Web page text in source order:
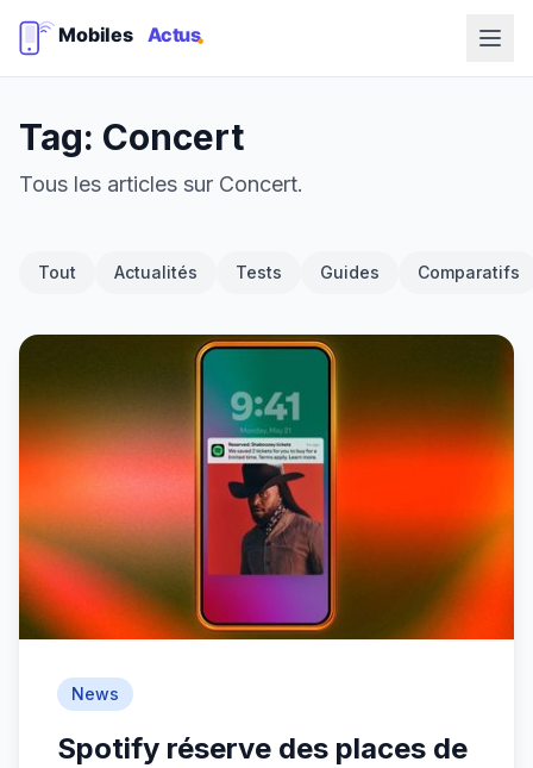
Tag: Concert
Tous les articles sur Concert.
Tout Actualités Tests Guides Comparatifs
News
Spotify réserve des places de